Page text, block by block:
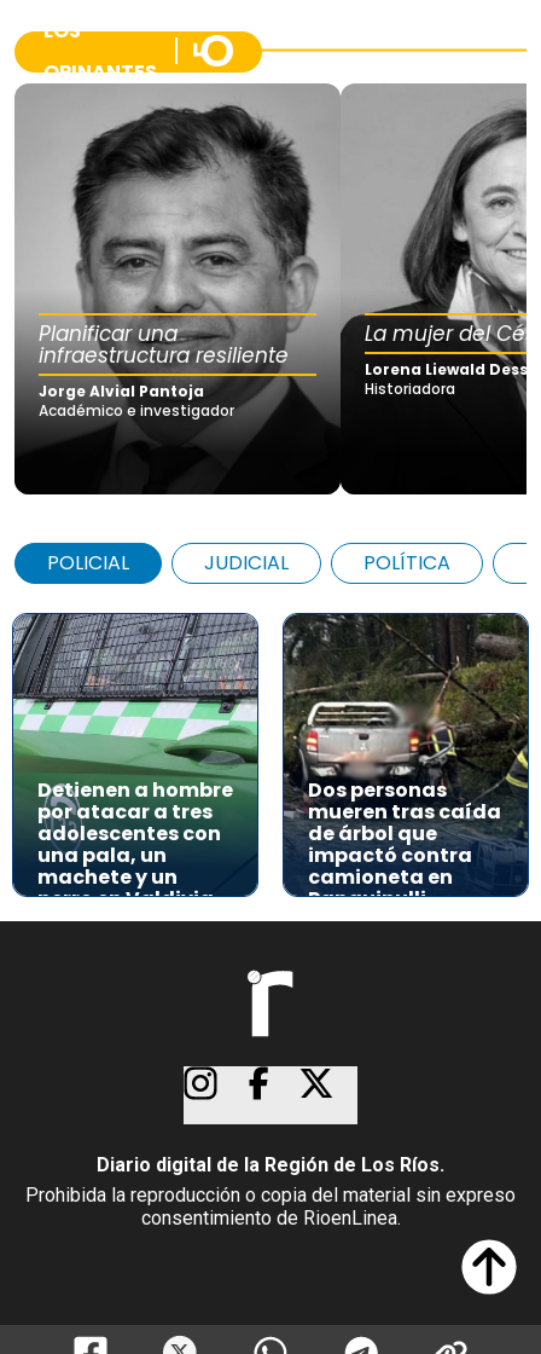
LOS
OPINANTES
Planificar una
infraestructura resiliente
Jorge Alvial Pantoja
Académico e investigador
La mujer del
Lorena Liewald Dessy
Historiadora
POLICIAL JUDICIAL POLÍTICA
Detienen a hombre
por atacar a tres
adolescentes con
una pala, un
machete y un
perro en Valdivia
Dos personas
mueren tras caída
de árbol que
impactó contra
camioneta en
Panguipulli
Diario digital de la Región de Los Ríos.
Prohibida la reproducción o copia del material sin expreso
consentimiento de RioenLinea.